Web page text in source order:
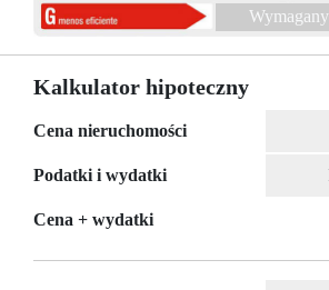
Wymagany
Kalkulator hipoteczny
Cena nieruchomości
Podatki i wydatki
Cena + wydatki